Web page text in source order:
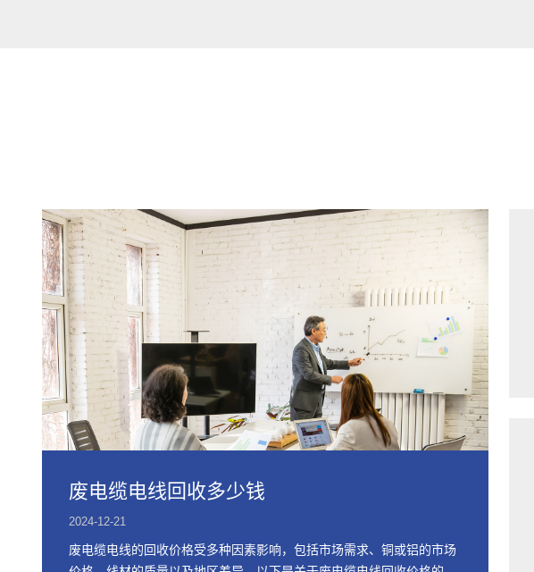
废电缆电线回收多少钱
2024-12-21
废电缆电线的回收价格受多种因素影响，包括市场需求、铜或铝的市场